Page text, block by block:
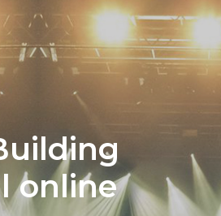
online